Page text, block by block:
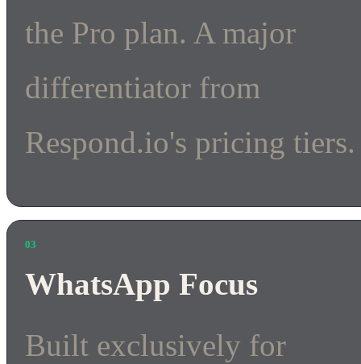
the Pro plan. A major
differentiator from
Respond.io's pricing tiers.
03
WhatsApp Focus
Built exclusively for